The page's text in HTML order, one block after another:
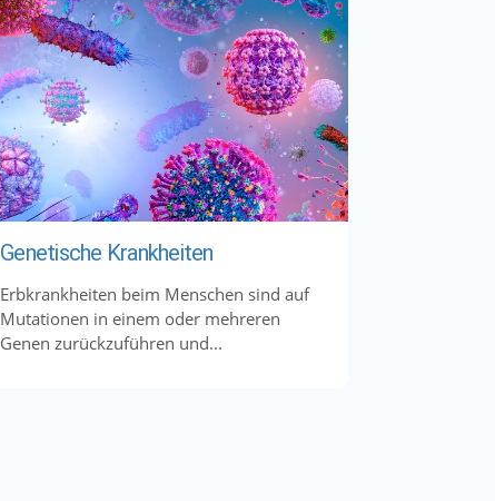
Genetische Krankheiten
Erbkrankheiten beim Menschen sind auf
Mutationen in einem oder mehreren
Genen zurückzuführen und...